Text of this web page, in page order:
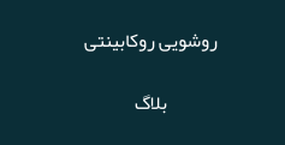
روشویی روکابینتی
بلاگ